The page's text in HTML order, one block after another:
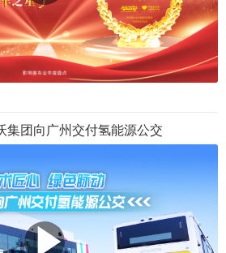
集团向广州交付氢能源公交